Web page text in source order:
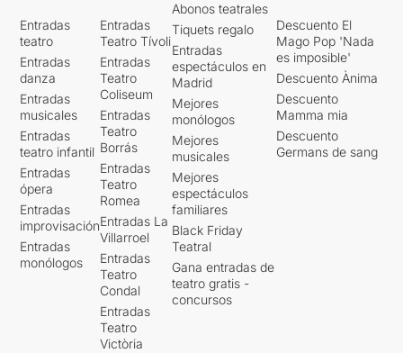
Entradas
teatro
Entradas
danza
Entradas
musicales
Entradas
teatro infantil
Entradas
ópera
Entradas
improvisación
Entradas
monólogos
Entradas
Teatro Tívoli
Entradas
Teatro
Coliseum
Entradas
Teatro
Borrás
Entradas
Teatro
Romea
Entradas La
Villarroel
Entradas
Teatro
Condal
Entradas
Teatro
Victòria
Abonos teatrales
Tiquets regalo
Entradas
espectáculos en
Madrid
Mejores
monólogos
Mejores
musicales
Mejores
espectáculos
familiares
Black Friday
Teatral
Gana entradas de
teatro gratis -
concursos
Descuento El
Mago Pop 'Nada
es imposible'
Descuento Ànima
Descuento
Mamma mia
Descuento
Germans de sang